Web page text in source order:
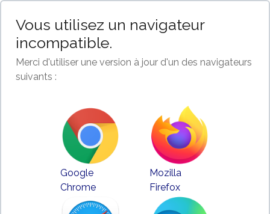
Vous utilisez un navigateur
incompatible.
Merci d'utiliser une version à jour d'un des navigateurs
suivants :
Google
Chrome
Mozilla
Firefox